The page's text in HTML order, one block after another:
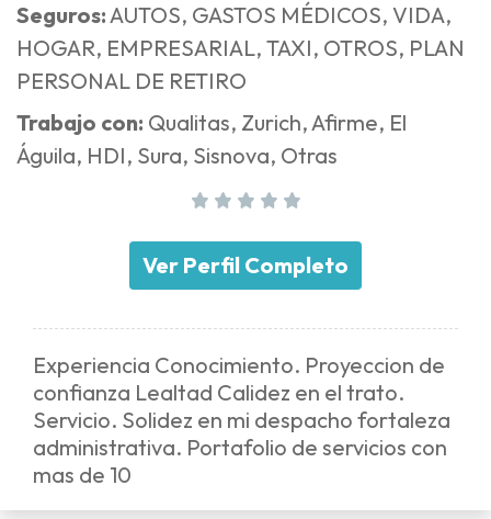
Seguros:AUTOS, GASTOS MÉDICOS, VIDA,
HOGAR, EMPRESARIAL, TAXI, OTROS, PLAN
PERSONAL DE RETIRO
Trabajo con: Qualitas, Zurich, Afirme, El
Águila, HDI, Sura, Sisnova, Otras
Ver Perfil Completo
Experiencia Conocimiento. Proyeccion de
confianza Lealtad Calidez en el trato.
Servicio. Solidez en mi despacho fortaleza
administrativa. Portafolio de servicios con
mas de 10